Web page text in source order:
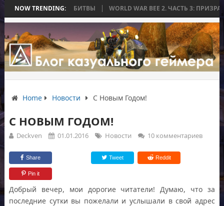
NOW TRENDING:
БЕЗ БИТВЫ WORLD WAR BEE 2. ЧАСТЬ 3:
Home Новости С Новым Годом!
С НОВЫМ ГОДОМ!
Deckven 01.01.2016 Новости 10 комментариев
Share Tweet Reddit
Pin it
Добрый вечер, мои дорогие читатели! Думаю, что за
последние сутки вы пожелали и услышали в свой адрес